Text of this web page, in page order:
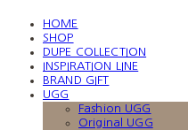
HOME
SHOP
DUPE COLLECTION
INSPIRATION LINE
BRAND GIFT
UGG
Fashion UGG
Original UGG